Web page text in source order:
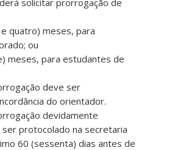
quatro) meses, para
ou
meses, para estudantes de
deve ser
do orientador.
devidamente
protocolado na secretaria
60 (sessenta) dias antes de